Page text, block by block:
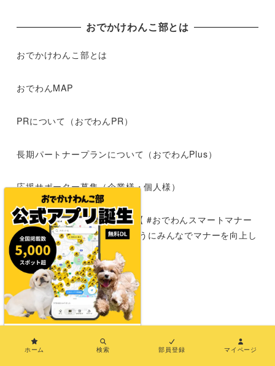
おでかけわんこ部とは
おでかけわんこ部とは
おでわんMAP
PRについて（おでわんPR）
長期パートナープランについて（おでわんPlus）
応援サポーター募集（企業様・個人様）
犬とおでかけする時のマナー【 #おでわんスマートマナー
】|わんこokの施設が増えるようにみんなでマナーを向上し
よう
運営者情報
お問い合わせ
メディア紹介
ホーム 検索 部員登録 マイページ